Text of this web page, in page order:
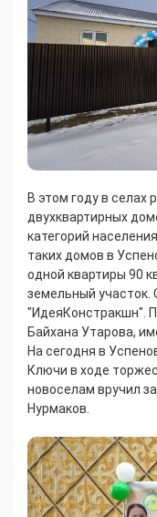
В этом году в селах
двухквартирных
категорий
таких домов в
одной квартиры 90
земельный
"ИдеяКонстракшн".
Байхана Утарова,
На сегодня в
Ключи в ходе
новоселам вручил
Нурмаков.